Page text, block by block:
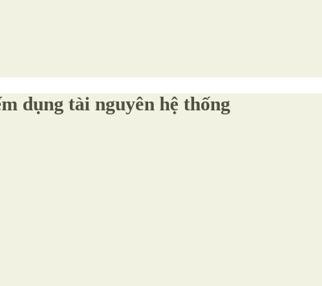
dụng tài nguyên hệ thống